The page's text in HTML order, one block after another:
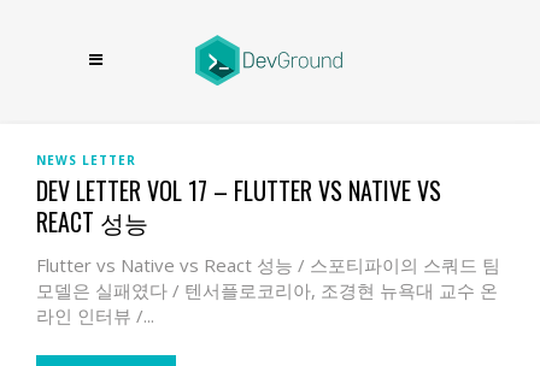
NEWS LETTER
DEV LETTER VOL 17 – FLUTTER VS NATIVE VS
REACT 성능
Flutter vs Native vs React 성능 / 스포티파이의 스쿼드 팀
모델은 실패였다 / 텐서플로코리아, 조경현 뉴욕대 교수 온
라인 인터뷰 /...